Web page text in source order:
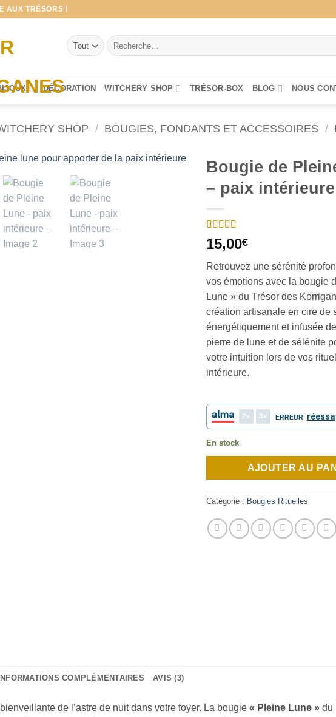
AUX TRÉSORS !
Recherche
pour :
DÉCORATION WITCHERY SHOP TRÉSOR-BOX BLOG NOUS
SHOP / BOUGIES, FONDANTS ET ACCESSOIRES /
Bougie de
– paix intérieure
Noté5sur 5
basé sur
3
client
15,00€
Retrouvez une sérénité
vos émotions avec la bougie
Lune » du Trésor des
création artisanale en cire de
énergétiquement et infusée
pierre de lune et de sélénite
votre intuition lors de vos
intérieure.
2 3 ERREUR
En stock
AJOUTER AU
Catégorie : Bougies Rituelles
INFORMATIONS COMPLÉMENTAIRES AVIS (3)
de l’astre de nuit dans votre foyer. La bougie « Pleine Lune » du